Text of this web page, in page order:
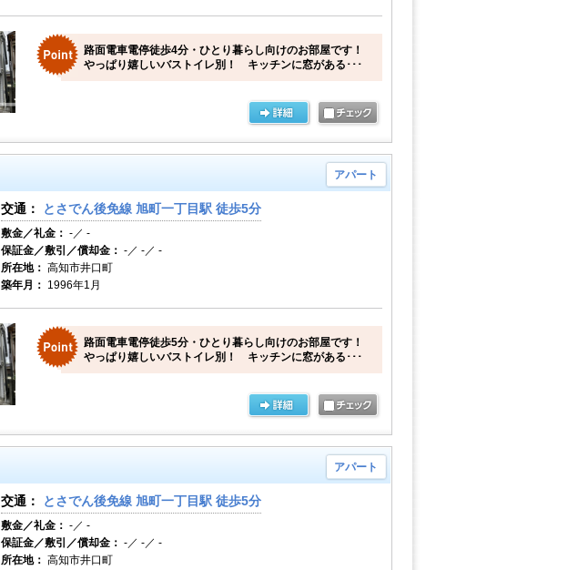
路面電車電停徒歩4分・ひとり暮らし向けのお部屋です！
やっぱり嬉しいバストイレ別！ キッチンに窓がある･･･
アパート
交通： とさでん後免線 旭町一丁目駅 徒歩5分
敷金／礼金： -／ -
保証金／敷引／償却金： -／ -／ -
所在地： 高知市井口町
築年月： 1996年1月
路面電車電停徒歩5分・ひとり暮らし向けのお部屋です！
やっぱり嬉しいバストイレ別！ キッチンに窓がある･･･
アパート
交通： とさでん後免線 旭町一丁目駅 徒歩5分
敷金／礼金： -／ -
保証金／敷引／償却金： -／ -／ -
所在地： 高知市井口町